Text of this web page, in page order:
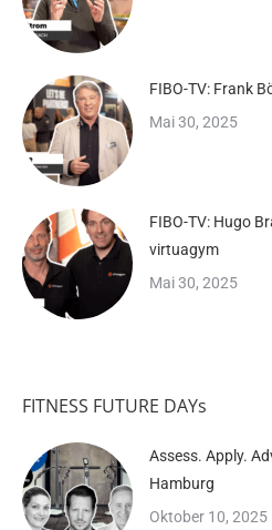
FIBO-TV: Frank
Mai 30, 2025
FIBO-TV: Hugo
virtuagym
Mai 30, 2025
FITNESS FUTURE DAYs
Assess. Apply.
Hamburg
Oktober 10, 2025